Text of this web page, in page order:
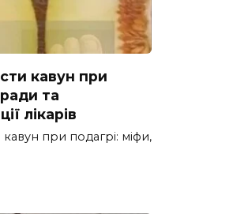
кавун при
та
лікарів
при подагрі: міфи,